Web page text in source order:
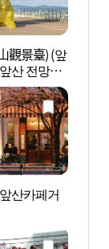
觀景臺) (앞
산 전망
산카페거